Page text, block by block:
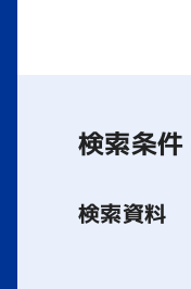
検索条件
検索資料